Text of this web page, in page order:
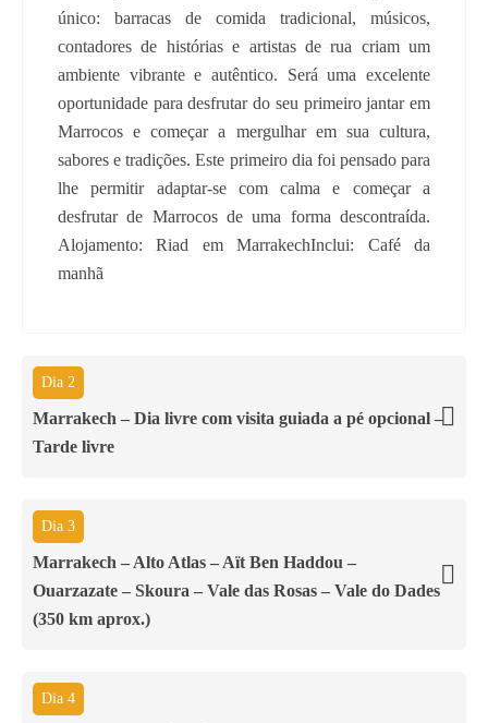
único: barracas de comida tradicional, músicos,
contadores de histórias e artistas de rua criam um
ambiente vibrante e autêntico. Será uma excelente
oportunidade para desfrutar do seu primeiro jantar em
Marrocos e começar a mergulhar em sua cultura,
sabores e tradições. Este primeiro dia foi pensado para
lhe permitir adaptar-se com calma e começar a
desfrutar de Marrocos de uma forma descontraída.
Alojamento: Riad em MarrakechInclui: Café da
manhã
Dia 2
Marrakech – Dia livre com visita guiada a pé opcional –
Tarde livre
Dia 3
Marrakech – Alto Atlas – Aït Ben Haddou –
Ouarzazate – Skoura – Vale das Rosas – Vale do Dades
(350 km aprox.)
Dia 4